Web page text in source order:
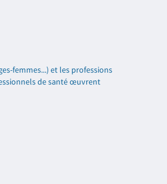
femmes...) et les professions
de santé œuvrent